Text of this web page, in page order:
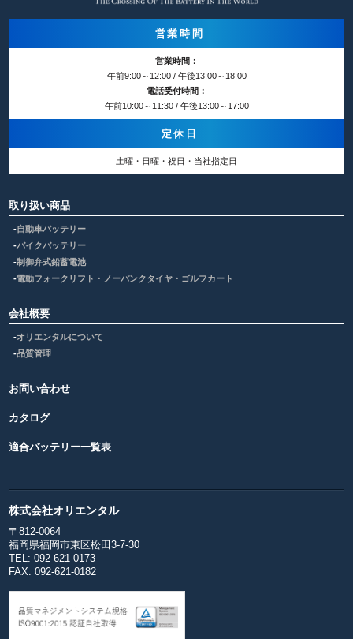
営業時間
営業時間：
午前9:00～12:00 / 午後13:00～18:00
電話受付時間：
午前10:00～11:30 / 午後13:00～17:00
定休日
土曜・日曜・祝日・当社指定日
取り扱い商品
自動車バッテリー
バイクバッテリー
制御弁式鉛蓄電池
電動フォークリフト・ノーパンクタイヤ・ゴルフカート
会社概要
オリエンタルについて
品質管理
お問い合わせ
カタログ
適合バッテリー一覧表
株式会社オリエンタル
〒812-0064
福岡県福岡市東区松田3-7-30
TEL: 092-621-0173
FAX: 092-621-0182